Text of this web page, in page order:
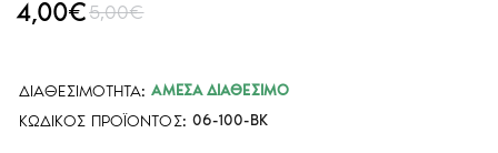
ΔΙΑΘΕΣΙΜΌΤΗΤΑ: ΆΜΕΣΑ ΔΙΑΘΈΣΙΜΟ
ΚΩΔΙΚΌΣ ΠΡΟΪΌΝΤΟΣ: 06-100-BK
4,00€5,00€